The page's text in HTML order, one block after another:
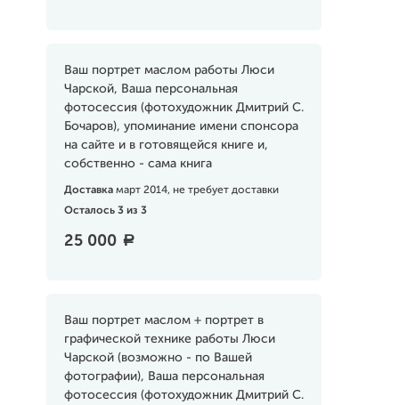
Ваш портрет маслом работы Люси
Чарской, Ваша персональная
фотосессия (фотохудожник Дмитрий С.
Бочаров), упоминание имени спонсора
на сайте и в готовящейся книге и,
собственно - сама книга
Доставка март 2014, не требует доставки
Осталось 3 из 3
25 000 a
Ваш портрет маслом + портрет в
графической технике работы Люси
Чарской (возможно - по Вашей
фотографии), Ваша персональная
фотосессия (фотохудожник Дмитрий С.